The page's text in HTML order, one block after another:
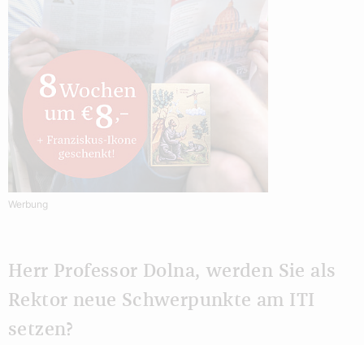
Werbung
Herr Professor Dolna, werden Sie als
Rektor neue Schwerpunkte am ITI
setzen?